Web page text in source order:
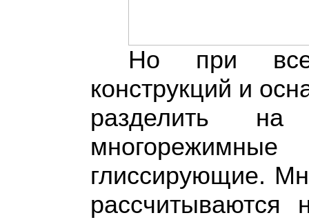
Но при
конструкций и
разделить
глиссирующие.